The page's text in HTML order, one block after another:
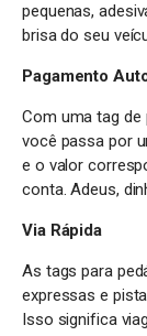
pequenas,
brisa do seu
Pagamento
Com uma tag de
você passa por
e o valor
conta. Adeus,
Via Rápida
As tags para
expressas e
Isso significa